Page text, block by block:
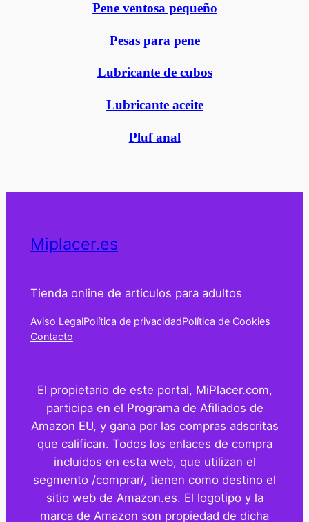
Pene ventosa pequeño
Pesas para pene
Lubricante de cubos
Lubricante aceite
Pluf anal
Miplacer.es
Tienda online de articulos para adultos
Aviso LegalPolítica de privacidadPolítica de Cookies
Contacto
El propietario de este portal, MiPlacer.com,
participa en el Programa de Afiliados de
Amazon EU, y gana por las compras adscritas
que califican. Todos los enlaces de compra
incluidos en esta web, que utilizan el
segmento /comprar/, tienen como destino el
sitio web de Amazon.es. El logotipo y la
marca de Amazon son propiedad de dicha